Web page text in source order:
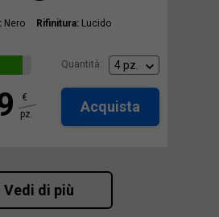
Nero Rifinitura: Lucido
Quantità:
€
pz.
Acquista
Vedi di più